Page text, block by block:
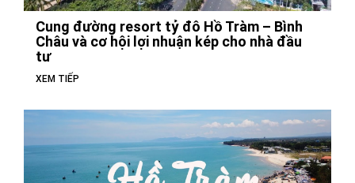
Cung đường resort tỷ đô Hồ Tràm – Bình
Châu và cơ hội lợi nhuận kép cho nhà đầu
tư
XEM TIẾP